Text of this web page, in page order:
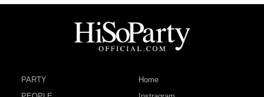
PARTY
Home